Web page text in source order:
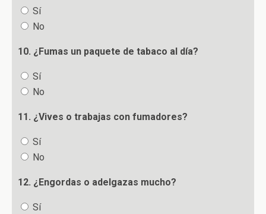
Sí
No
10. ¿Fumas un paquete de tabaco al día?
Sí
No
11. ¿Vives o trabajas con fumadores?
Sí
No
12. ¿Engordas o adelgazas mucho?
Sí